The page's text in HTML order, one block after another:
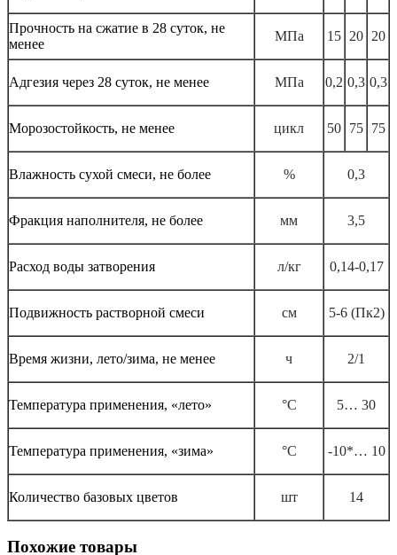
Прочность на сжатие в 28 суток, не
менее
МПа 15 20 20
Адгезия через 28 суток, не менее МПа 0,2 0,3 0,3
Морозостойкость, не менее цикл 50 75 75
Влажность сухой смеси, не более % 0,3
Фракция наполнителя, не более мм 3,5
Расход воды затворения л/кг 0,14-0,17
Подвижность растворной смеси см 5-6 (Пк2)
Время жизни, лето/зима, не менее ч 2/1
Температура применения, «лето» °С 5… 30
Температура применения, «зима» °С -10*… 10
Количество базовых цветов шт 14
Похожие товары